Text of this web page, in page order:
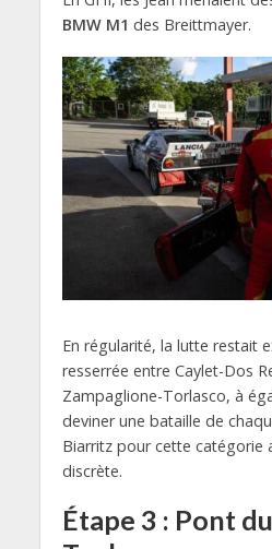
BMW M1 des Breittmayer.
En régularité, la lutte restait
resserrée entre Caylet-Dos
Zampaglione-Torlasco, à
deviner une bataille de
Biarritz pour cette catégorie
discrète.
Étape 3 : Pont